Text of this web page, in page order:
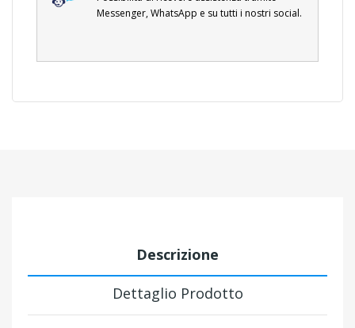
Messenger, WhatsApp e su tutti i nostri social.
Descrizione
Dettaglio Prodotto